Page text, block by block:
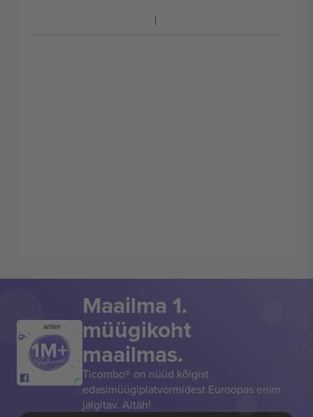
AITÄH!
Maailma 1.
müügikoht
maailmas.
Ticombo® on nüüd kõigist
edasimüügiplatvormidest Euroopas enim
jälgitav. Aitäh!